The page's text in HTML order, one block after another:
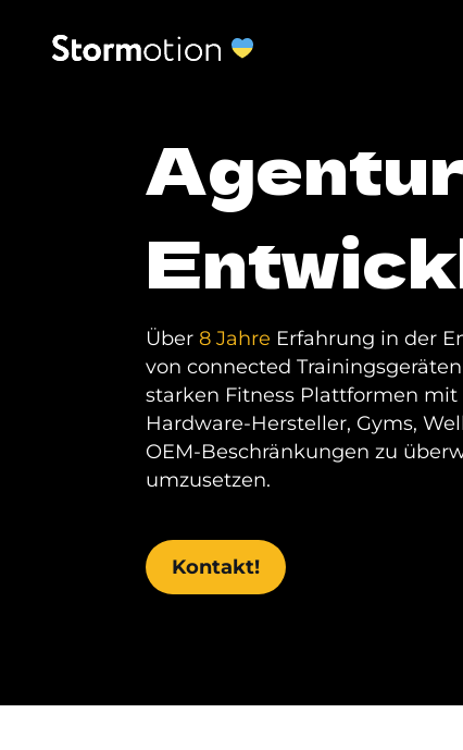
Über8 Jahre Erfahrung in der
von connected
starken Fitness Plattformen
Hardware-Hersteller, Gyms,
OEM-Beschränkungen zu
umzusetzen.
Kontakt!